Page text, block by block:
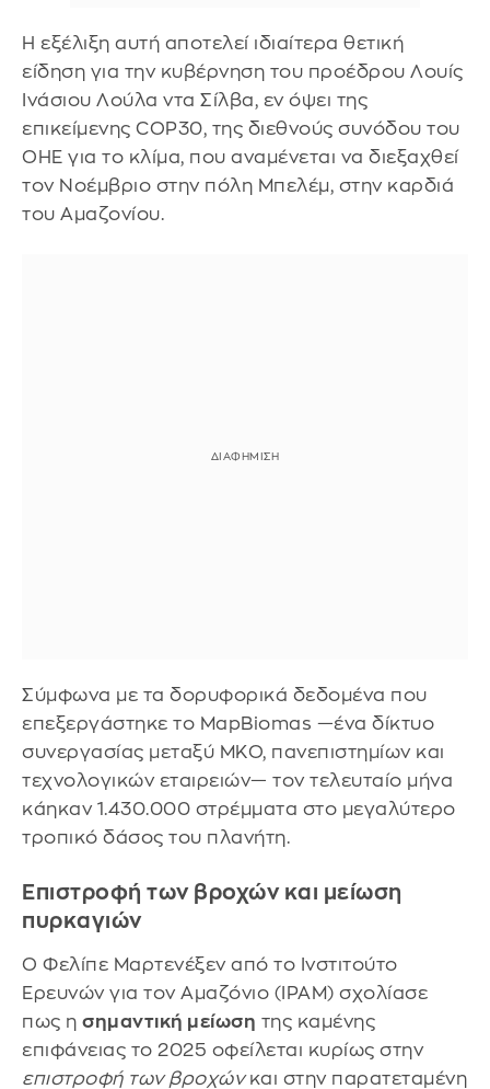
Η εξέλιξη αυτή αποτελεί ιδιαίτερα θετική
είδηση για την κυβέρνηση του προέδρου Λουίς
Ινάσιου Λούλα ντα Σίλβα, εν όψει της
επικείμενης COP30, της διεθνούς συνόδου του
ΟΗΕ για το κλίμα, που αναμένεται να διεξαχθεί
τον Νοέμβριο στην πόλη Μπελέμ, στην καρδιά
του Αμαζονίου.
Σύμφωνα με τα δορυφορικά δεδομένα που
επεξεργάστηκε το MapBiomas —ένα δίκτυο
συνεργασίας μεταξύ ΜΚΟ, πανεπιστημίων και
τεχνολογικών εταιρειών— τον τελευταίο μήνα
κάηκαν 1.430.000 στρέμματα στο μεγαλύτερο
τροπικό δάσος του πλανήτη.
Επιστροφή των βροχών και μείωση
πυρκαγιών
Ο Φελίπε Μαρτενέξεν από το Ινστιτούτο
Ερευνών για τον Αμαζόνιο (IPAM) σχολίασε
πως η σημαντική μείωση της καμένης
επιφάνειας το 2025 οφείλεται κυρίως στην
επιστροφή των βροχώνκαι στην παρατεταμένη